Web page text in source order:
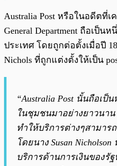
Australia Post หรือในอดีตที่เ
General Department ถือเป็
ประเทศ โดยถูกต่อตั้งเมื่อปี
Nichols ที่ถูกแต่งตั้งให้เป็น
“Australia Post นั้นถือเ
ในชุมชนมาอย่างยาวนา
ทำให้บริการต่างๆสามาร
โดยนาง Susan
บริการด้านการเงินของรัฐ